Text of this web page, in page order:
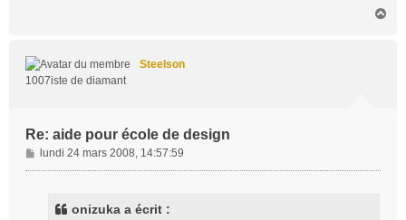
Steelson
1007iste de diamant
Re: aide pour école de design
M
e
lundi 24 mars 2008, 14:57:59
onizuka a écrit :